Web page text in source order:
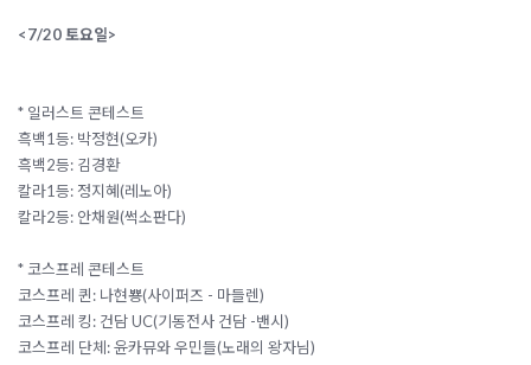
<7/20 토요일>
* 일러스트 콘테스트
흑백1등: 박정현(오카)
흑백2등: 김경환
칼라1등: 정지혜(레노아)
칼라2등: 안채원(썩소판다)
* 코스프레 콘테스트
코스프레 퀸: 나현뿅(사이퍼즈 - 마들렌)
코스프레 킹: 건담 UC(기동전사 건담 -밴시)
코스프레 단체:윤카뮤와 우민들(노래의 왕자님)